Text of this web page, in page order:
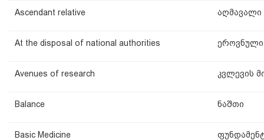
Ascendant relative აღმავალი
At the disposal of national authorities ეროვნული
Avenues of research კვლევის
Balance ნაშთი
Basic Medicine